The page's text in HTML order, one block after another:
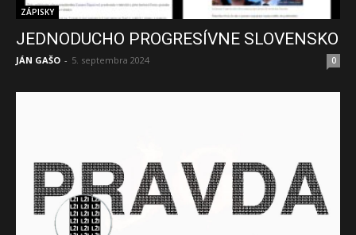
ZÁPISKY
JEDNODUCHO PROGRESÍVNE SLOVENSKO
JÁN GAŠO - 5. septembra 2024 0